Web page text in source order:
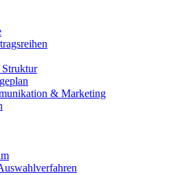
& Marketing